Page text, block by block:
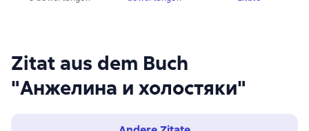
Zitat aus dem Buch
"Анжелина и холостяки"